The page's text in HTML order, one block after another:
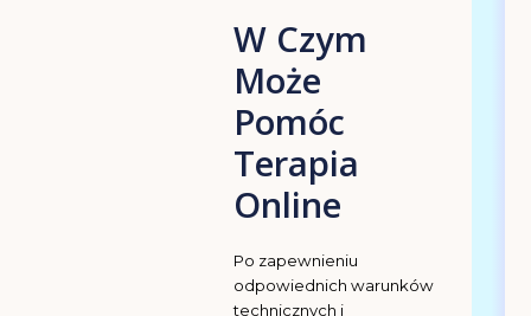
W Czym
Może
Pomóc
Terapia
Online
Po zapewnieniu
odpowiednich warunków
technicznych i